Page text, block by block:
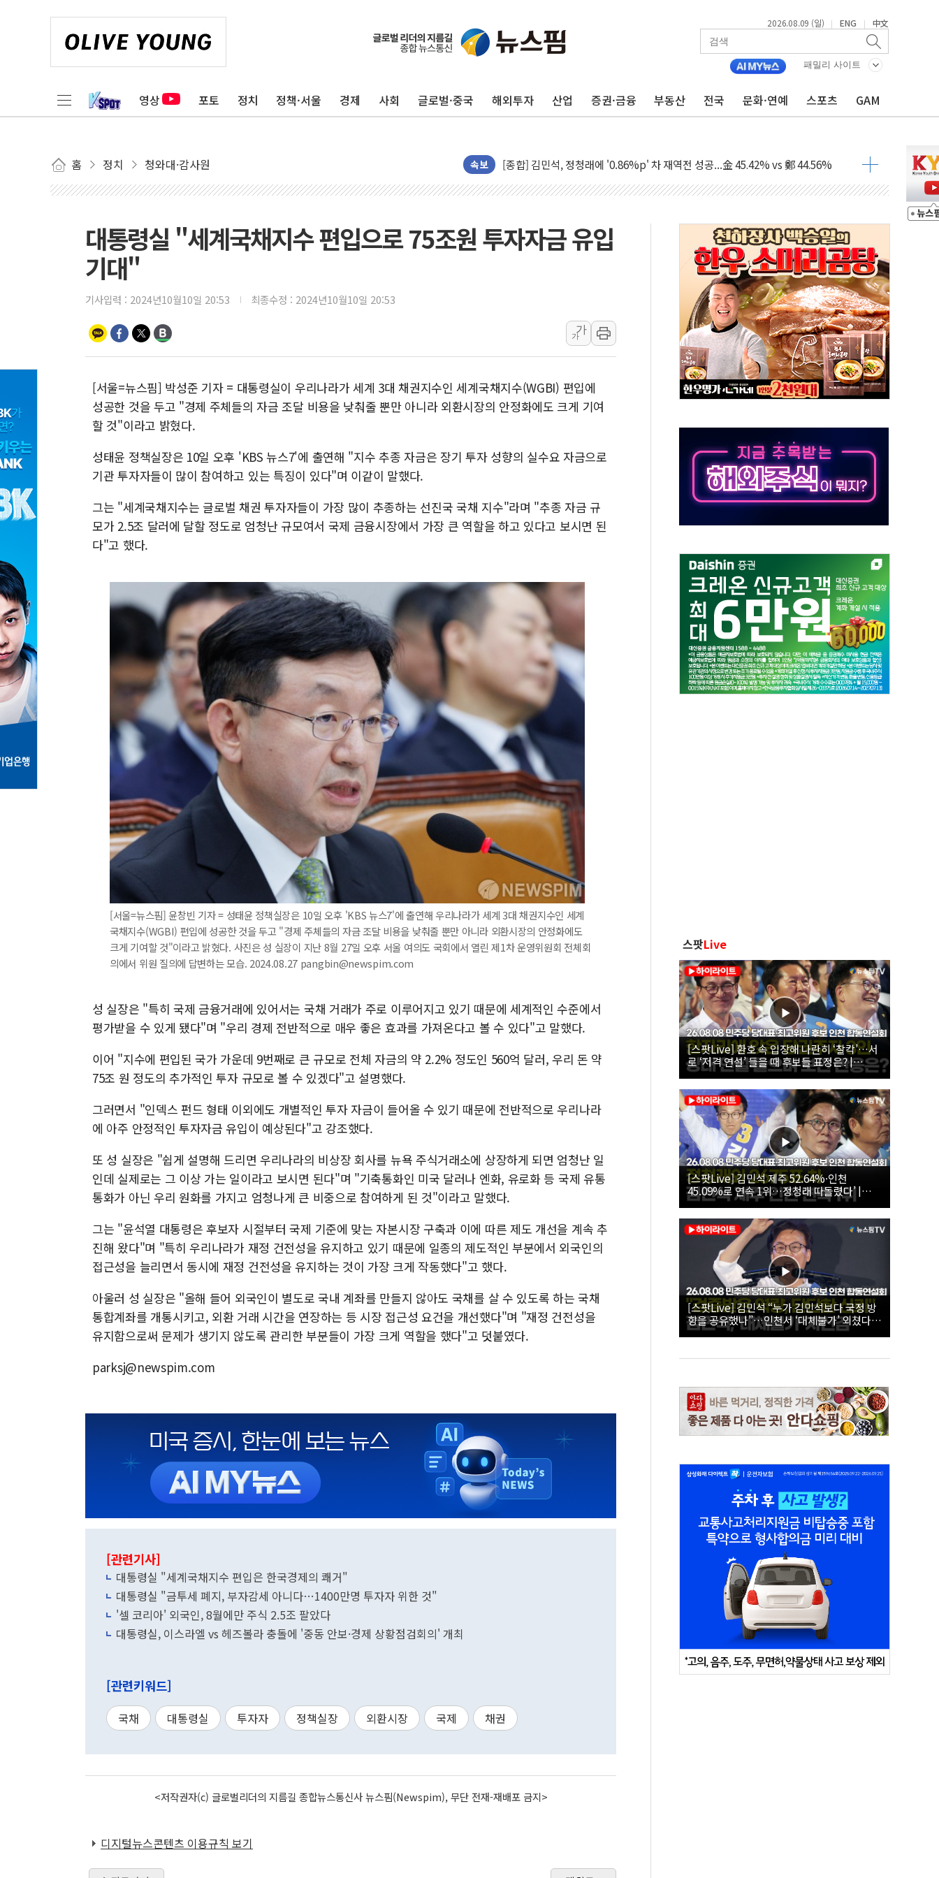
2026.08.09 (일) | ENG | 中文
패밀리 사이트
영상 포토 정치 정책·서울 경제 사회 글로벌·중국 해외투자 산업 증권·금융 부동산 전국 문화·연예 스포츠 GAM
홈 정치 청와대·감사원 속보
포항시 재난예산 40억 긴급 투입…고수온 양식장 복구·지원 '총력'
울진·영덕 '호우특보'-포항 '산사태 주의보'...경북도, 호우 피해·통제구간 없어
인천 합동연설회 나선 송영길·정청래·김민석 당대표 후보
김민석, 2주차 제주·인천 경선서 정청래에 승리...47.75% vs 42.08%
[속보] 민주, 제주·인천 경선 결과 발표...김민석 47.75% 정청래 42.08%
[속보] 민주, 인천 경선 결과 발표...김민석 45.09% 정청래 43.27% 송영길 11.63%
[속보] 민주, 제주 경선 결과 발표...김민석 52.64% 정청래 39.89% 송영길 7.47%
美, 이란전 출구전략 만지작…공습 한계·탄약 부족 현실화
강릉·동해·삼척 시간당 최대 50㎜ 폭우…강원 동해안 강한 비 이어져
폐기물 수거하다 참변…60대 환경미화원 수거차에 치여 사망
서울 중랑구 주택가서 흉기 난동…60대 남성 2명 숨져
李대통령 "결혼 때문에 손해 보는 일 없게"…'결혼 페널티' 22개 과제 손본다
여수 오동도 인근 해상서 모터보트 전복…1명 사망·1명 실종
인천 선재도 갯벌서 해루질 중 실종 60대 나흘만에 숨진 채 발견
인천서 말다툼 중 어머니 흉기 살해 10대 아들 체포
'화합' 꺼낸 김민석에 '뻔뻔' 받아친 정청래…제주 연설서 신경전 고조
대통령실 "세계국채지수 편입으로 75조원 투자자금 유입
기대"
기사입력 : 2024년10월10일 20:53 최종수정 : 2024년10월10일 20:53
가
가
[서울=뉴스핌] 박성준 기자 = 대통령실이 우리나라가 세계 3대 채권지수인 세계국채지수(WGBI) 편입에
성공한 것을 두고 "경제 주체들의 자금 조달 비용을 낮춰줄 뿐만 아니라 외환시장의 안정화에도 크게 기여
할 것"이라고 밝혔다.
성태윤 정책실장은 10일 오후 'KBS 뉴스7'에 출연해 "지수 추종 자금은 장기 투자 성향의 실수요 자금으로
기관 투자자들이 많이 참여하고 있는 특징이 있다"며 이같이 말했다.
그는 "세계국채지수는 글로벌 채권 투자자들이 가장 많이 추종하는 선진국 국채 지수"라며 "추종 자금 규
모가 2.5조 달러에 달할 정도로 엄청난 규모여서 국제 금융시장에서 가장 큰 역할을 하고 있다고 보시면 된
다"고 했다.
[서울=뉴스핌] 윤창빈 기자 = 성태윤 정책실장은 10일 오후 'KBS 뉴스7'에 출연해 우리나라가 세계 3대 채권지수인 세계
국채지수(WGBI) 편입에 성공한 것을 두고 "경제 주체들의 자금 조달 비용을 낮춰줄 뿐만 아니라 외환시장의 안정화에도
크게 기여할 것"이라고 밝혔다. 사진은 성 실장이 지난 8월 27일 오후 서울 여의도 국회에서 열린 제1차 운영위원회 전체회
의에서 위원 질의에 답변하는 모습. 2024.08.27 pangbin@newspim.com
성 실장은 "특히 국제 금융거래에 있어서는 국채 거래가 주로 이루어지고 있기 때문에 세계적인 수준에서
평가받을 수 있게 됐다"며 "우리 경제 전반적으로 매우 좋은 효과를 가져온다고 볼 수 있다"고 말했다.
이어 "지수에 편입된 국가 가운데 9번째로 큰 규모로 전체 자금의 약 2.2% 정도인 560억 달러, 우리 돈 약
75조 원 정도의 추가적인 투자 규모로 볼 수 있겠다"고 설명했다.
그러면서 "인덱스 펀드 형태 이외에도 개별적인 투자 자금이 들어올 수 있기 때문에 전반적으로 우리나라
에 아주 안정적인 투자자금 유입이 예상된다"고 강조했다.
또 성 실장은 "쉽게 설명해 드리면 우리나라의 비상장 회사를 뉴욕 주식거래소에 상장하게 되면 엄청난 일
인데 실제로는 그 이상 가는 일이라고 보시면 된다"며 "기축통화인 미국 달러나 엔화, 유로화 등 국제 유통
통화가 아닌 우리 원화를 가지고 엄청나게 큰 비중으로 참여하게 된 것"이라고 말했다.
그는 "윤석열 대통령은 후보자 시절부터 국제 기준에 맞는 자본시장 구축과 이에 따른 제도 개선을 계속 추
진해 왔다"며 "특히 우리나라가 재정 건전성을 유지하고 있기 때문에 일종의 제도적인 부분에서 외국인의
접근성을 늘리면서 동시에 재정 건전성을 유지하는 것이 가장 크게 작동했다"고 했다.
아울러 성 실장은 "올해 들어 외국인이 별도로 국내 계좌를 만들지 않아도 국채를 살 수 있도록 하는 국채
통합계좌를 개통시키고, 외환 거래 시간을 연장하는 등 시장 접근성 요건을 개선했다"며 "재정 건전성을
유지함으로써 문제가 생기지 않도록 관리한 부분들이 가장 크게 역할을 했다"고 덧붙였다.
parksj@newspim.com
[관련기사]
대통령실 "세계국채지수 편입은 한국경제의 쾌거"
대통령실 "금투세 폐지, 부자감세 아니다…1400만명 투자자 위한 것"
'셀 코리아' 외국인, 8월에만 주식 2.5조 팔았다
대통령실, 이스라엘 vs 헤즈볼라 충돌에 '중동 안보·경제 상황점검회의' 개최
[관련키워드]
국채 대통령실 투자자 정책실장 외환시장 국제 채권
<저작권자(c) 글로벌리더의 지름길 종합뉴스통신사 뉴스핌(Newspim), 무단 전재-재배포 금지>
디지털뉴스콘텐츠 이용규칙 보기
스팟Live
[스팟Live] 환호 속 입장해 나란히 ‘찰칵’…서
로 ‘저격 연설’ 들을 때 후보들 표정은? |
26.08.08 더불어민주당 당대표·최고위원 후
보 인천 합동연설회
[스팟Live] 김민석 제주 52.64%·인천
45.09%로 연속 1위…정청래 따돌렸다’ |
26.08.08 더불어민주당 당대표·최고위원 후
보 인천 합동연설회
[스팟Live] 김민석 “누가 김민석보다 국정 방
향을 공유했나”…인천서 ‘대체불가’ 외쳤다 |
26.08.08 더불어민주당 당대표·최고위원 후